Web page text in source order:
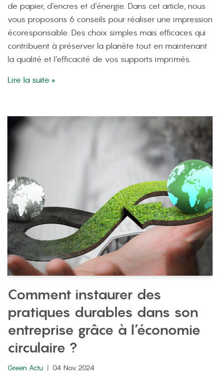
de papier, d’encres et d’énergie. Dans cet article, nous
vous proposons 6 conseils pour réaliser une impression
écoresponsable. Des choix simples mais efficaces qui
contribuent à préserver la planète tout en maintenant
la qualité et l’efficacité de vos supports imprimés.
Lire la suite »
Comment instaurer des
pratiques durables dans son
entreprise grâce à l’économie
circulaire ?
Green Actu 04 Nov. 2024